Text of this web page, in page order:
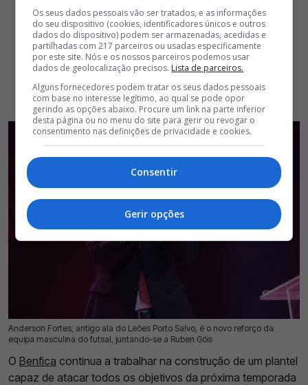
Anderson Fortes, antigo ala do Leões Porto Salvo, é o novo reforço da
equipa masculina do futsal, juntando-se a Ruben Góis
12 Jul 2026 | 16:12 | 0
O Benfica continua a trabalhar na construção de um plantel
capaz de atacar todos os objetivos da próxima temporada
Os seus dados pessoais vão ser tratados, e as informações
do seu dispositivo (cookies, identificadores únicos e outros
dados do dispositivo) podem ser armazenadas, acedidas e
partilhadas com 217 parceiros ou usadas especificamente
por este site. Nós e os nossos parceiros podemos usar
dados de geolocalização precisos. Lista de parceiros.
Alguns fornecedores podem tratar os seus dados pessoais
com base no interesse legítimo, ao qual se pode opor
gerindo as opções abaixo. Procure um link na parte inferior
desta página ou no menu do site para gerir ou revogar o
consentimento nas definições de privacidade e cookies.
Consentir
Gerir opções